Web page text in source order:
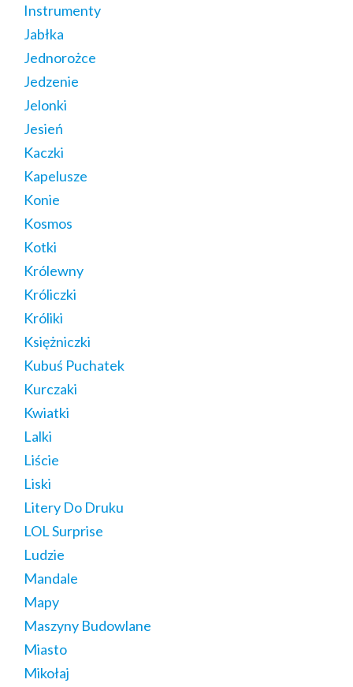
Instrumenty
Jabłka
Jednorożce
Jedzenie
Jelonki
Jesień
Kaczki
Kapelusze
Konie
Kosmos
Kotki
Królewny
Króliczki
Króliki
Księżniczki
Kubuś Puchatek
Kurczaki
Kwiatki
Lalki
Liście
Liski
Litery Do Druku
LOL Surprise
Ludzie
Mandale
Mapy
Maszyny Budowlane
Miasto
Mikołaj